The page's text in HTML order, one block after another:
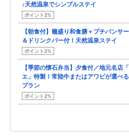
♪天然温泉でシンプルステイ
ポイント2%
【朝食付】籠盛り和食膳＋プチパンサ
＆ドリンクバー付！天然温泉ステイ
ポイント2%
【季節の懐石弁当】夕食付／地元名店
エ」特製！常陸牛またはアワビが選べ
プラン
ポイント2%